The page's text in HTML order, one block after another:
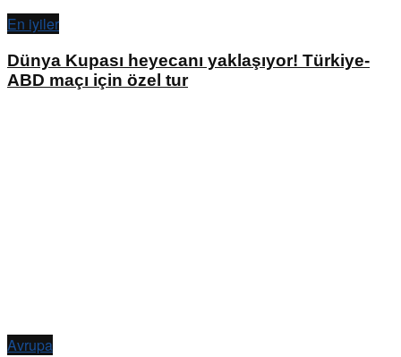
En iyiler
Dünya Kupası heyecanı yaklaşıyor! Türkiye-
ABD maçı için özel tur
Avrupa